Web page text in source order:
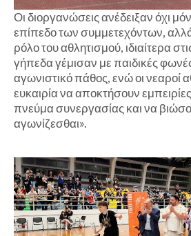
Οι διοργανώσεις ανέδειξαν όχι
επίπεδο των συμμετεχόντων,
ρόλο του αθλητισμού, ιδιαίτερα
γήπεδα γέμισαν με παιδικές
αγωνιστικό πάθος, ενώ οι νεαροί
ευκαιρία να αποκτήσουν
πνεύμα συνεργασίας και να
αγωνίζεσθαι».